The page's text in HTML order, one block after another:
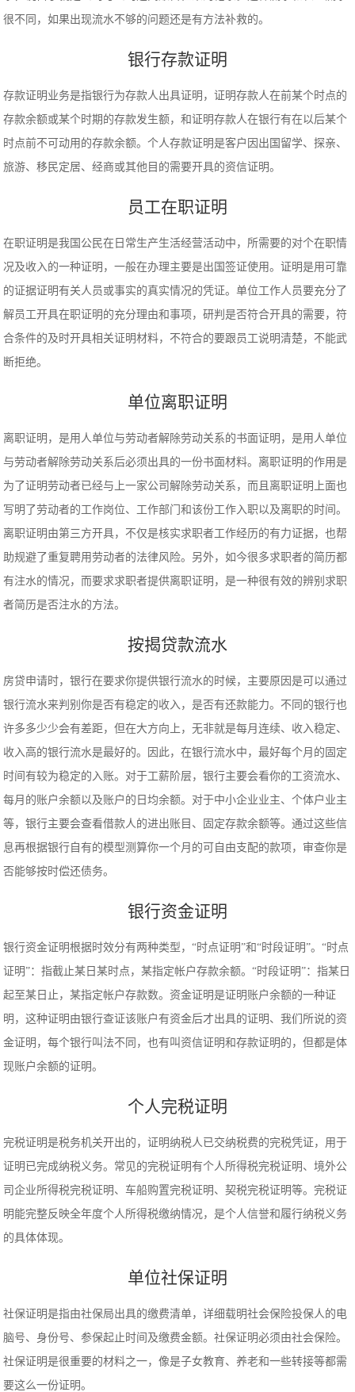
很不同，如果出现流水不够的问题还是有方法补救的。
银行存款证明
存款证明业务是指银行为存款人出具证明，证明存款人在前某个时点的
存款余额或某个时期的存款发生额，和证明存款人在银行有在以后某个
时点前不可动用的存款余额。个人存款证明是客户因出国留学、探亲、
旅游、移民定居、经商或其他目的需要开具的资信证明。
员工在职证明
在职证明是我国公民在日常生产生活经营活动中，所需要的对个在职情
况及收入的一种证明，一般在办理主要是出国签证使用。证明是用可靠
的证据证明有关人员或事实的真实情况的凭证。单位工作人员要充分了
解员工开具在职证明的充分理由和事项，研判是否符合开具的需要，符
合条件的及时开具相关证明材料，不符合的要跟员工说明清楚，不能武
断拒绝。
单位离职证明
离职证明，是用人单位与劳动者解除劳动关系的书面证明，是用人单位
与劳动者解除劳动关系后必须出具的一份书面材料。离职证明的作用是
为了证明劳动者已经与上一家公司解除劳动关系，而且离职证明上面也
写明了劳动者的工作岗位、工作部门和该份工作入职以及离职的时间。
离职证明由第三方开具，不仅是核实求职者工作经历的有力证据，也帮
助规避了重复聘用劳动者的法律风险。另外，如今很多求职者的简历都
有注水的情况，而要求求职者提供离职证明，是一种很有效的辨别求职
者简历是否注水的方法。
按揭贷款流水
房贷申请时，银行在要求你提供银行流水的时候，主要原因是可以通过
银行流水来判别你是否有稳定的收入，是否有还款能力。不同的银行也
许多多少少会有差距，但在大方向上，无非就是每月连续、收入稳定、
收入高的银行流水是最好的。因此，在银行流水中，最好每个月的固定
时间有较为稳定的入账。对于工薪阶层，银行主要会看你的工资流水、
每月的账户余额以及账户的日均余额。对于中小企业业主、个体户业主
等，银行主要会查看借款人的进出账目、固定存款余额等。通过这些信
息再根据银行自有的模型测算你一个月的可自由支配的款项，审查你是
否能够按时偿还债务。
银行资金证明
银行资金证明根据时效分有两种类型，“时点证明”和“时段证明”。“时点
证明”：指截止某日某时点，某指定帐户存款余额。“时段证明”：指某日
起至某日止，某指定帐户存款数。资金证明是证明账户余额的一种证
明，这种证明由银行查证该账户有资金后才出具的证明、我们所说的资
金证明，每个银行叫法不同，也有叫资信证明和存款证明的，但都是体
现账户余额的证明。
个人完税证明
完税证明是税务机关开出的，证明纳税人已交纳税费的完税凭证，用于
证明已完成纳税义务。常见的完税证明有个人所得税完税证明、境外公
司企业所得税完税证明、车船购置完税证明、契税完税证明等。完税证
明能完整反映全年度个人所得税缴纳情况，是个人信誉和履行纳税义务
的具体体现。
单位社保证明
社保证明是指由社保局出具的缴费清单，详细载明社会保险投保人的电
脑号、身份号、参保起止时间及缴费金额。社保证明必须由社会保险。
社保证明是很重要的材料之一，像是子女教育、养老和一些转接等都需
要这么一份证明。